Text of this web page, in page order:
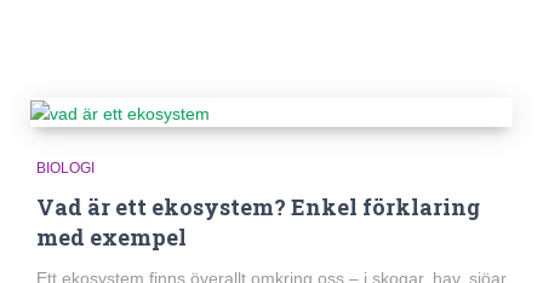
BIOLOGI
Vad är ett ekosystem? Enkel förklaring
med exempel
Ett ekosystem finns överallt omkring oss – i skogar, hav, sjöar